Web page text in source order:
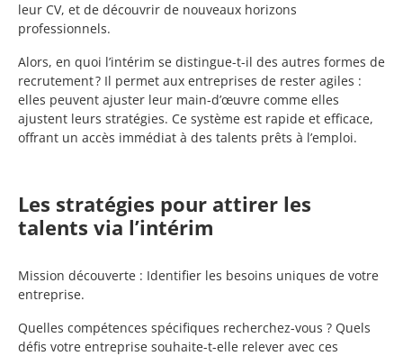
leur CV, et de découvrir de nouveaux horizons
professionnels.
Alors, en quoi l’intérim se distingue-t-il des autres formes de
recrutement ? Il permet aux entreprises de rester agiles :
elles peuvent ajuster leur main-d’œuvre comme elles
ajustent leurs stratégies. Ce système est rapide et efficace,
offrant un accès immédiat à des talents prêts à l’emploi.
Les stratégies pour attirer les
talents via l’intérim
Mission découverte : Identifier les besoins uniques de votre
entreprise.
Quelles compétences spécifiques recherchez-vous ? Quels
défis votre entreprise souhaite-t-elle relever avec ces